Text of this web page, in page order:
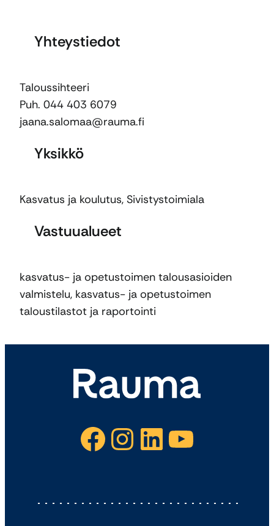
Yhteystiedot
Taloussihteeri
Puh. 044 403 6079
jaana.salomaa@rauma.fi
Yksikkö
Kasvatus ja koulutus, Sivistystoimiala
Vastuualueet
kasvatus- ja opetustoimen talousasioiden
valmistelu, kasvatus- ja opetustoimen
taloustilastot ja raportointi
Facebook Instagram LinkedIn YouTube